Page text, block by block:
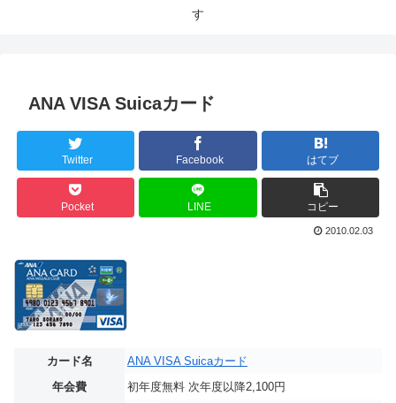
す
ANA VISA Suicaカード
Twitter Facebook はてブ
Pocket LINE コピー
2010.02.03
カード名
ANA VISA Suicaカード
年会費
初年度無料 次年度以降2,100円